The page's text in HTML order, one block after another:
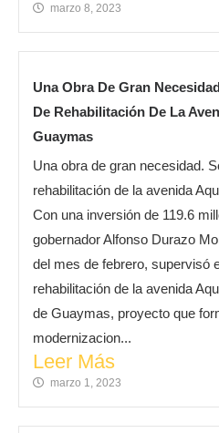
marzo 8, 2023
Una Obra De Gran
De Rehabilitación De La
Guaymas
Una obra de gran necesidad.
rehabilitación de la avenida
Con una inversión de 119.6
gobernador Alfonso Durazo
del mes de febrero, supervisó
rehabilitación de la avenida
de Guaymas, proyecto que
modernizacion...
Leer Más
marzo 1, 2023